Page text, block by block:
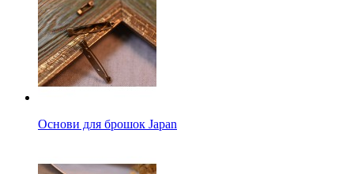
Основи для брошок Japan